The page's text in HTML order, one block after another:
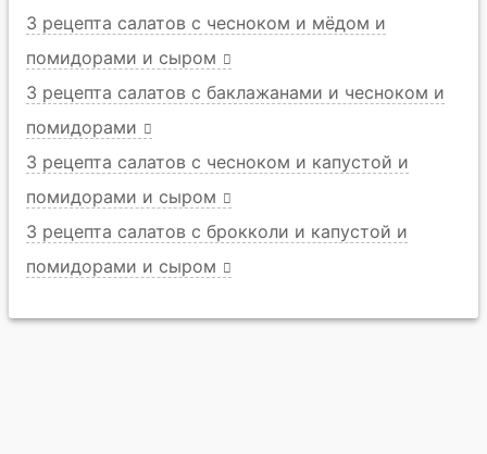
3 рецепта салатов с чесноком и мёдом и
помидорами и сыром
3 рецепта салатов с баклажанами и чесноком и
помидорами
3 рецепта салатов с чесноком и капустой и
помидорами и сыром
3 рецепта салатов с брокколи и капустой и
помидорами и сыром